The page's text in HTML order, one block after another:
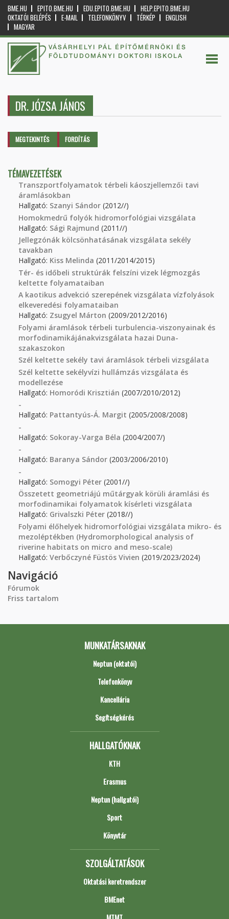
BME.HU EPITO.BME.HU EDU.EPITO.BME.HU
HELP.EPITO.BME.HU
OKTATÓI BELÉPÉS
E-MAIL TELEFONKÖNYV TÉRKÉP
ENGLISH
MAGYAR
VÁSÁRHELYI PÁL ÉPÍTŐMÉRNÖKI ÉS
FÖLDTUDOMÁNYI DOKTORI ISKOLA
DR. JÓZSA JÁNOS
Elsődleges fülek
MEGTEKINTÉS (AKTÍVFORDÍTÁS
TÉMAVEZETÉSEK
Transzportfolyamatok térbeli káoszjellemzői tavi
áramlásokban
Hallgató: Szanyi Sándor (2012//)
Homokmedrű folyók hidromorfológiai vizsgálata
Hallgató: Sági Rajmund (2011//)
Jellegzónák kölcsönhatásának vizsgálata sekély
tavakban
Hallgató: Kiss Melinda (2011/2014/2015)
Tér- és időbeli struktúrák felszíni vizek légmozgás
keltette folyamataiban
A kaotikus advekció szerepének vizsgálata vízfolyások
elkeveredési folyamataiban
Hallgató: Zsugyel Márton (2009/2012/2016)
Folyami áramlások térbeli turbulencia-viszonyainak és
morfodinamikájánakvizsgálata hazai Duna-
szakaszokon
Szél keltette sekély tavi áramlások térbeli vizsgálata
Szél keltette sekélyvízi hullámzás vizsgálata és
modellezése
Hallgató: Homoródi Krisztián (2007/2010/2012)
-
Hallgató: Pattantyús-Á. Margit (2005/2008/2008)
-
Hallgató: Sokoray-Varga Béla (2004/2007/)
-
Hallgató: Baranya Sándor (2003/2006/2010)
-
Hallgató: Somogyi Péter (2001//)
Összetett geometriájú műtárgyak körüli áramlási és
morfodinamikai folyamatok kísérleti vizsgálata
Hallgató: Grivalszki Péter (2018//)
Folyami élőhelyek hidromorfológiai vizsgálata mikro- és
mezoléptékben (Hydromorphological analysis of
riverine habitats on micro and meso-scale)
Hallgató: Verbőczyné Füstös Vivien (2019/2023/2024)
Navigáció
Fórumok
Friss tartalom
MUNKATÁRSAKNAK
Neptun (oktatói)
Telefonkönyv
Kancellária
Segítségkérés
HALLGATÓKNAK
KTH
Erasmus
Neptun (hallgatói)
Sport
Könyvtár
SZOLGÁLTATÁSOK
Oktatási keretrendszer
BMEnet